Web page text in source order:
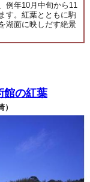
例年10月中旬から11
す。紅葉とともに駒
湖面に映しだす絶景
館の紅葉